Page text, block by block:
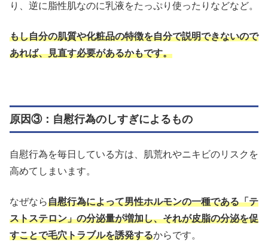
り、逆に脂性肌なのに乳液をたっぷり使ったりなどなど。
もし自分の肌質や化粧品の特徴を自分で説明できないので
あれば、見直す必要があるかもです。
原因③：自慰行為のしすぎによるもの
自慰行為を毎日している方は、肌荒れやニキビのリスクを
高めてしまいます。
なぜなら自慰行為によって男性ホルモンの一種である「テ
ストステロン」の分泌量が増加し、それが皮脂の分泌を促
すことで毛穴トラブルを誘発するからです。